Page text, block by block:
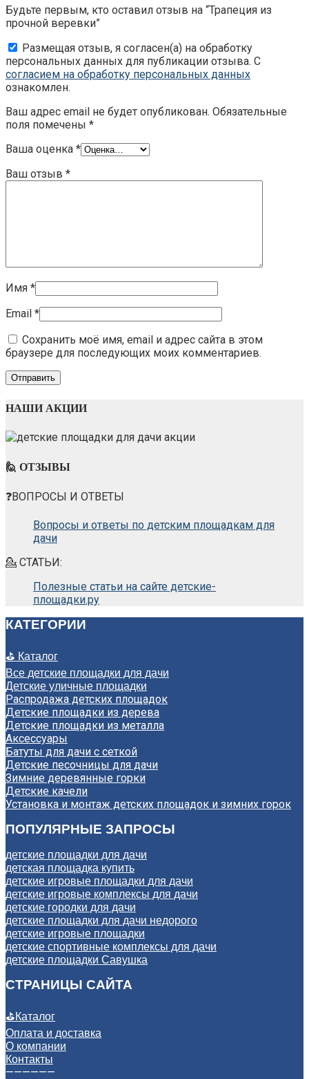
Будьте первым, кто оставил отзыв на “Трапеция из
прочной веревки”
Размещая отзыв, я согласен(а) на обработку
персональных данных для публикации отзыва. С
согласием на обработку персональных данных
ознакомлен.
Ваш адрес email не будет опубликован. Обязательные
поля помечены *
Ваша оценка *
Ваш отзыв *
Имя *
Email *
Сохранить моё имя, email и адрес сайта в этом
браузере для последующих моих комментариев.
НАШИ АКЦИИ
🙋 ОТЗЫВЫ
❓ВОПРОСЫ И ОТВЕТЫ
Вопросы и ответы по детским площадкам для
дачи
💁 СТАТЬИ:
Полезные статьи на сайте детские-
площадки.ру
КАТЕГОРИИ
⛳ Каталог
Все детские площадки для дачи
Детские уличные площадки
Распродажа детских площадок
Детские площадки из дерева
Детские площадки из металла
Аксессуары
Батуты для дачи с сеткой
Детские песочницы для дачи
Зимние деревянные горки
Детские качели
Установка и монтаж детских площадок и зимних горок
ПОПУЛЯРНЫЕ ЗАПРОСЫ
детские площадки для дачи
детская площадка купить
детские игровые площадки для дачи
детские игровые комплексы для дачи
детские городки для дачи
детские площадки для дачи недорого
детские игровые площадки
детские спортивные комплексы для дачи
детские площадки Савушка
СТРАНИЦЫ САЙТА
⛳Каталог
Оплата и доставка
О компании
Контакты
——————